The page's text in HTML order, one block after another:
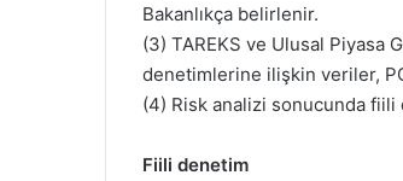
Bakanlıkça belirlenir.
(3) TAREKS ve Ulusal Piyasa
denetimlerine ilişkin veriler,
(4) Risk analizi sonucunda
Fiili denetim